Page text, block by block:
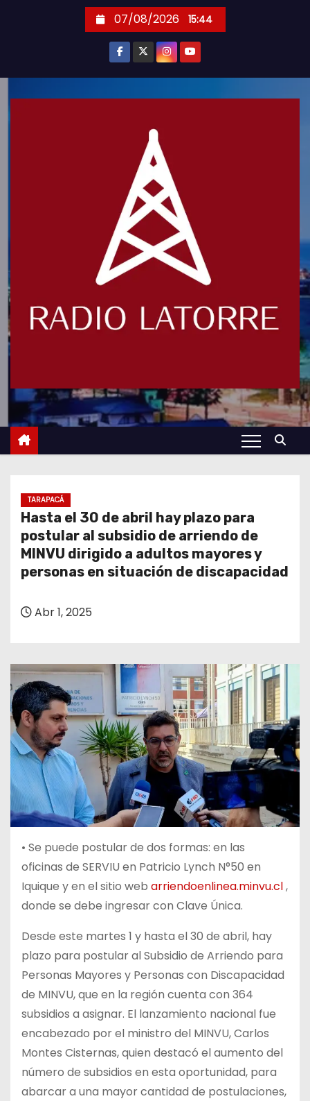
07/08/2026 15:44
TARAPACÁ
Hasta el 30 de abril hay plazo para
postular al subsidio de arriendo de
MINVU dirigido a adultos mayores y
personas en situación de discapacidad
Abr 1, 2025
• Se puede postular de dos formas: en las
oficinas de SERVIU en Patricio Lynch N°50 en
Iquique y en el sitio web arriendoenlinea.minvu.cl,
donde se debe ingresar con Clave Única.
Desde este martes 1 y hasta el 30 de abril, hay
plazo para postular al Subsidio de Arriendo para
Personas Mayores y Personas con Discapacidad
de MINVU,que en la región cuenta con 364
subsidios a asignar. El lanzamiento nacional fue
encabezado por el ministro del MINVU, Carlos
Montes Cisternas, quien destacó el aumento del
número de subsidios en esta oportunidad, para
abarcar a una mayor cantidad de postulaciones,